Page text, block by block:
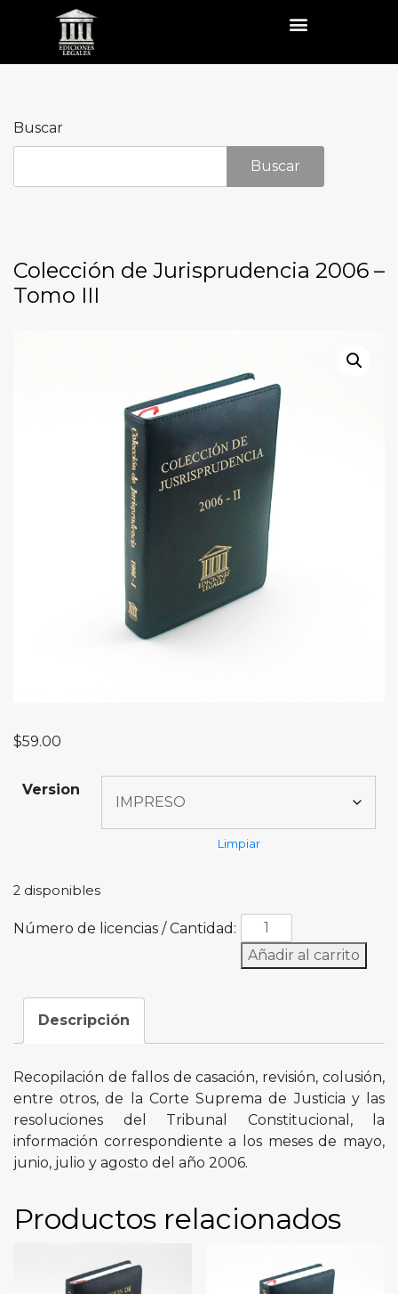
Buscar
Buscar
Colección de Jurisprudencia 2006 –
Tomo III
$59.00
Version
Limpiar
2 disponibles
Número de licencias / Cantidad:
Añadir al carrito
Descripción
Recopilación de fallos de casación, revisión, colusión,
entre otros, de la Corte Suprema de Justicia y las
resoluciones del Tribunal Constitucional, la
información correspondiente a los meses de mayo,
junio, julio y agosto del año 2006.
Productos relacionados